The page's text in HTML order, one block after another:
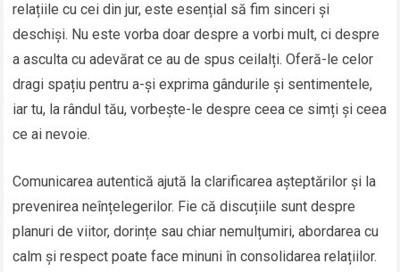
relațiile cu cei din jur, este esențial să fim sinceri și
deschiși. Nu este vorba doar despre a vorbi mult, ci despre
a asculta cu adevărat ce au de spus ceilalți. Oferă-le celor
dragi spațiu pentru a-și exprima gândurile și sentimentele,
iar tu, la rândul tău, vorbește-le despre ceea ce simți și ceea
ce ai nevoie.
Comunicarea autentică ajută la clarificarea așteptărilor și la
prevenirea neînțelegerilor. Fie că discuțiile sunt despre
planuri de viitor, dorințe sau chiar nemulțumiri, abordarea cu
calm și respect poate face minuni în consolidarea relațiilor.